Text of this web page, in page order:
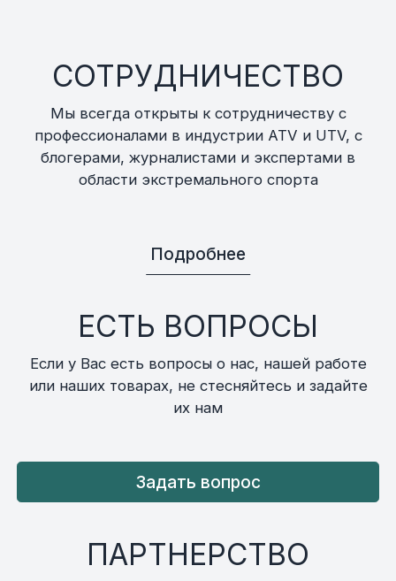
СОТРУДНИЧЕСТВО
Мы всегда открыты к сотрудничеству с
профессионалами в индустрии ATV и UTV, с
блогерами, журналистами и экспертами в
области экстремального спорта
Подробнее
ЕСТЬ ВОПРОСЫ
Если у Вас есть вопросы о нас, нашей работе
или наших товарах, не стесняйтесь и задайте
их нам
Задать вопрос
ПАРТНЕРСТВО